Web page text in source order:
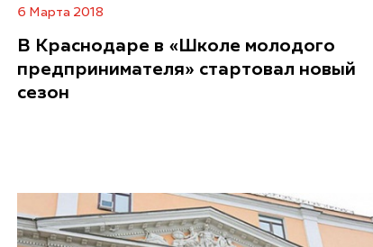
6 Марта 2018
В Краснодаре в «Школе молодого
предпринимателя» стартовал новый
сезон